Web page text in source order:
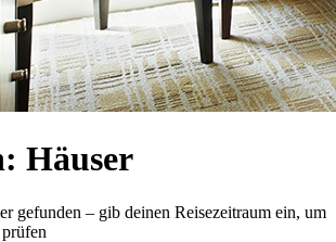
Häuser
gefunden – gib deinen Reisezeitraum ein, um